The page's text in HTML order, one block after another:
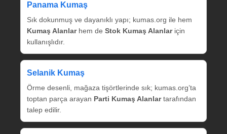
Panama Kumaş
Sık dokunmuş ve dayanıklı yapı; kumas.org ile hem
Kumaş Alanlarhem de Stok Kumaş Alanlariçin
kullanışlıdır.
Selanik Kumaş
Örme desenli, mağaza tişörtlerinde sık; kumas.org’ta
toptan parça arayan Parti Kumaş Alanlartarafından
talep edilir.